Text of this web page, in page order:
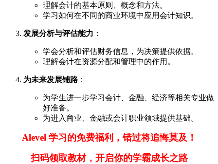
理解会计的基本原则、概念和方法。
学习如何在不同的商业环境中应用会计知识。
发展分析与评估能力 ：
学会分析和评估财务信息，为决策提供依据。
理解会计在资源分配和管理中的作用。
为未来发展铺路 ：
为学生进一步学习会计、金融、经济等相关专业做
好准备。
为进入商业、金融或会计职业领域提供基础。
Alevel 学习的免费福利，错过将追悔莫及！
扫码领取教材，开启你的学霸成长之路